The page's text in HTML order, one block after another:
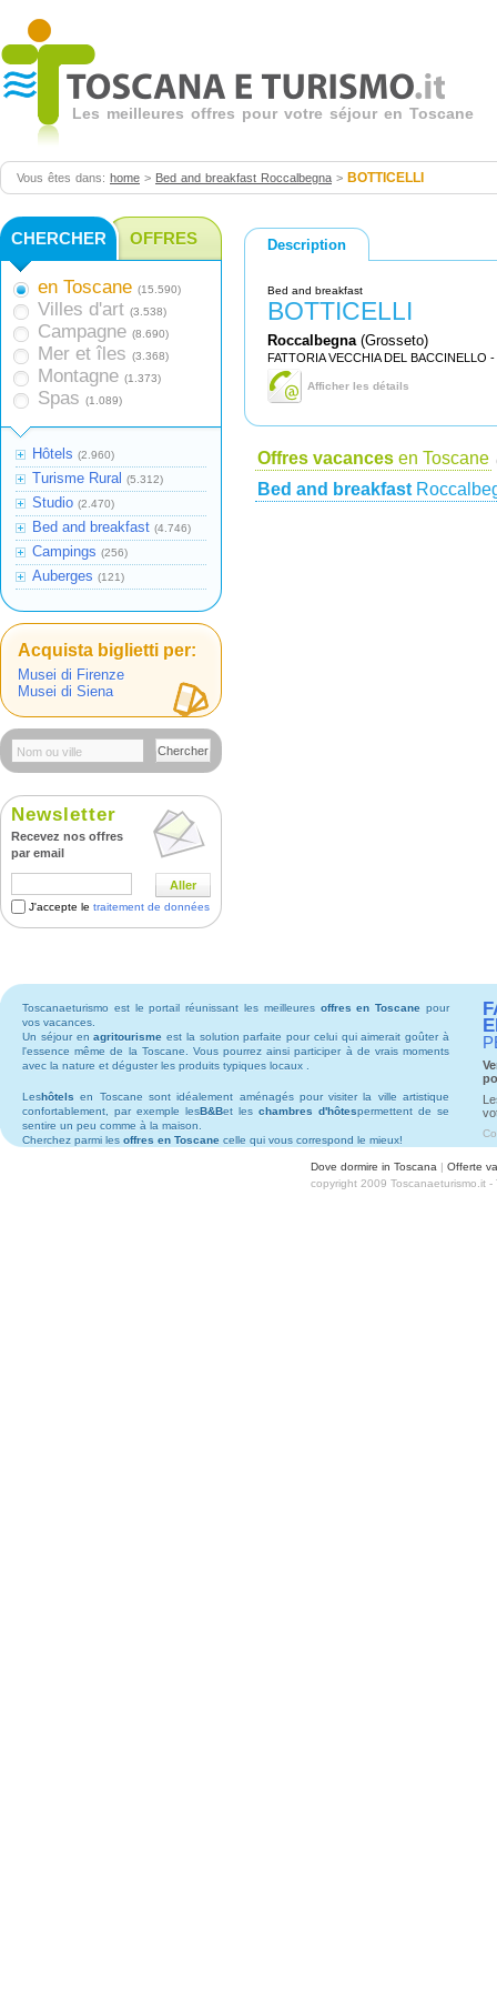
Les meilleures offres pour votre séjour en Toscane
Vous êtes dans: home > Bed and breakfast Roccalbegna > BOTTICELLI
Description
Bed and breakfast
BOTTICELLI
Roccalbegna(Grosseto)
FATTORIA VECCHIA DEL BACCINELLO
Afficher les détails
Offres vacances en Toscane
Bed and breakfast
CHERCHER OFFRES
en Toscane (15.590)
Villes d'art (3.538)
Campagne (8.690)
Mer et îles (3.368)
Montagne (1.373)
Spas (1.089)
Hôtels (2.960)
Turisme Rural (5.312)
Studio (2.470)
Bed and breakfast (4.746)
Campings (256)
Auberges (121)
Acquista biglietti per:
Musei di Firenze
Musei di Siena
Chercher
Newsletter
Recevez nos offres
par email
Aller
J'accepte le traitement de données
Toscanaeturismo est le portail réunissant les meilleures offres en Toscane pour
vos vacances.
Un séjour enagritourisme est la solution parfaite pour celui qui aimerait goûter à
l'essence même de la Toscane. Vous pourrez ainsi participer à de vrais moments
avec la nature et déguster les produits typiques locaux .
Leshôtels en Toscane sont idéalement aménagés pour visiter la ville artistique
confortablement, par exemple lesB&Bet les chambres d'hôtespermettent de se
sentire un peu comme à la maison.
Cherchez parmi les offres en Toscane celle qui vous correspond le mieux!
Dove dormire in Toscana | Offerte
copyright 2009 Toscanaeturismo.it